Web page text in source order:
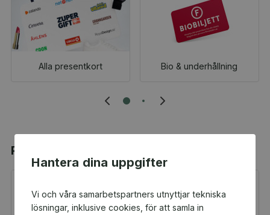
Hantera dina uppgifter
Vi och våra samarbetspartners utnyttjar tekniska
lösningar, inklusive cookies, för att samla in
Alla presentkort Bio & underhållning
Populära produkter